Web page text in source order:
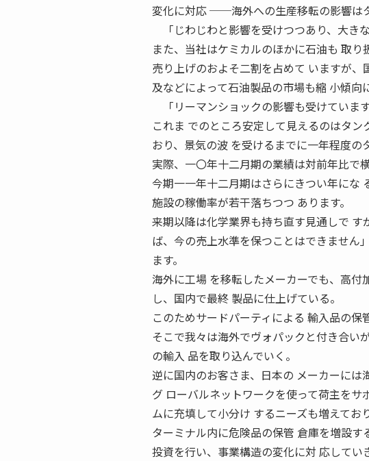
変化に対応 ──海外への生産移転の影響は
「じわじわと影響を受けつつあり、大き
また、当社はケミカルのほかに石油も 取り
売り上げのおよそ二割を占めて いますが
及などによって石油製品の市場も縮 小傾
「リーマンショックの影響も受けています
これま でのところ安定して見えるのはタ
おり、景気の波 を受けるまでに一年程度の
実際、一〇年十二月期の業績は対前年比で横
今期一一年十二月期はさらにきつい年にな
施設の稼働率が若干落ちつつ あります。
来期以降は化学業界も持ち直す見通しで
ば、今の売上水準を保つことはできませ
ます。
海外に工場 を移転したメーカーでも、高
し、国内で最終 製品に仕上げている。
このためサードパーティによる 輸入品の保
そこで我々は海外でヴォパックと付き合い
の輸入 品を取り込んでいく。
逆に国内のお客さま、日本の メーカーには
グ ローバルネットワークを使って荷主を
ムに充填して小分け するニーズも増えてお
ターミナル内に危険品の保管 倉庫を増設
投資を行い、事業構造の変化に対 応して